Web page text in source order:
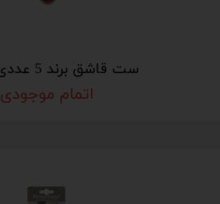
ست قاشق برند 5 عددی vocen
اتمام موجودی